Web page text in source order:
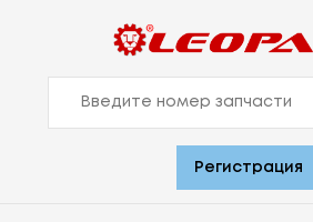
Регистрация